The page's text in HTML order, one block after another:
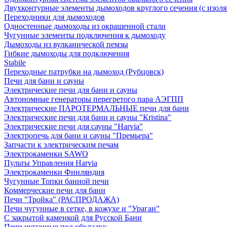
Двухконтурные элементы дымоходов круглого сечения (с
Переходники для дымоходов
Одностенные дымоходы из окрашенной стали
Чугунные элементы подключения к дымоходу
Дымоходы из вулканической пемзы
Гибкие дымоходы для подключения
Stabile
Переходные патрубки на дымоход (Рубцовск)
Печи для бани и сауны
Электрические печи для бани и сауны
Автономные генераторы перегретого пара АЭГПП
Электрические ПАРОТЕРМАЛЬНЫЕ печи для бани
Электрические печи для бани и сауны "Кristina"
Электрические печи для сауны "Harvia"
Электропечь для бани и сауны "Премьера"
Запчасти к электрическим печам
Электрокаменки SAWO
Пульты Управления Harvia
Электрокаменки Финляндия
Чугунные Топки банной печи
Коммерческие печи для бани
Печи "Тройка" (РАСПРОДАЖА)
Печи чугунные в сетке, в кожухе и "Ураган"
С закрытой каменкой для Русской Бани